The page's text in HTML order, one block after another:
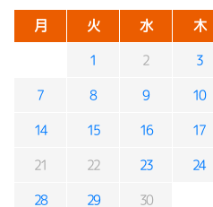
月 火 水 木
1 2 3
7 8 9 10
14 15 16 17
21 22 23 24
28 29 30